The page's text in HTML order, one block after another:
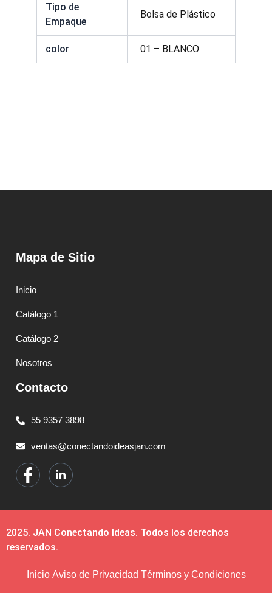
Tipo de
Empaque
Bolsa de Plástico
color 01 – BLANCO
Mapa de Sitio
Inicio
Catálogo 1
Catálogo 2
Nosotros
Contacto
55 9357 3898
ventas@conectandoideasjan.com
2025. JAN Conectando Ideas. Todos los derechos
reservados.
Inicio Aviso de Privacidad Términos y Condiciones